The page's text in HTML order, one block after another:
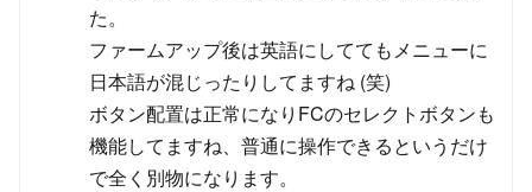
た。
ファームアップ後は英語にしててもメニューに
日本語が混じったりしてますね (笑)
ボタン配置は正常になりFCのセレクトボタンも
機能してますね、普通に操作できるというだけ
で全く別物になります。